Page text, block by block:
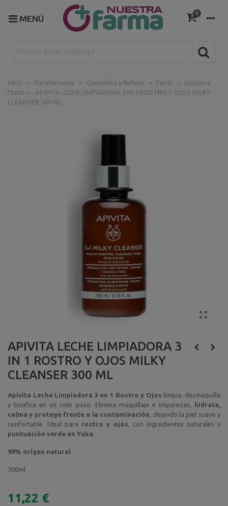
MENÚ
0
Inicio > Parafarmacia > Cosmética y Belleza > Facial >
Limpieza
facial
>
APIVITA LECHE LIMPIADORA 3 IN 1 ROSTRO Y OJOS MILKY
CLEANSER 300 ML
APIVITA LECHE LIMPIADORA 3
IN 1 ROSTRO Y OJOS MILKY
CLEANSER 300 ML
Apivita Leche Limpiadora 3 en 1 Rostro y Ojos limpia, desmaquilla
y tonifica en un solo paso. Elimina maquillaje e impurezas, hidrata,
calma y protege frente a la contaminación , dejando la piel suave y
confortable. Ideal para rostro y ojos , con ingredientes naturales y
puntuación verde en Yuka
99% origen natural
300ml
11,22 €